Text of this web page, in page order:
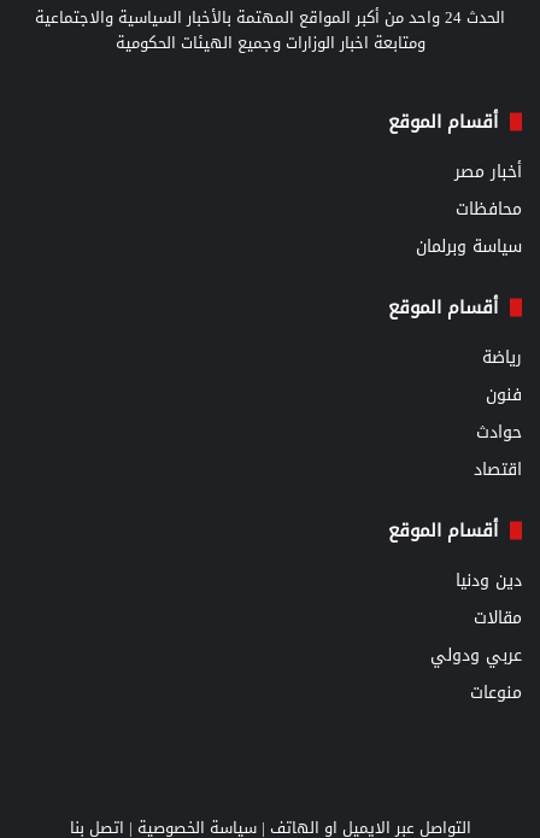
الحدث 24 واحد من أكبر المواقع المهتمة بالأخبار السياسية والاجتماعية
ومتابعة اخبار الوزارات وجميع الهيئات الحكومية
أقسام الموقع
أخبار مصر
محافظات
سياسة وبرلمان
أقسام الموقع
رياضة
فنون
حوادث
اقتصاد
أقسام الموقع
دين ودنيا
مقالات
عربي ودولي
منوعات
التواصل عبر الايميل او الهاتف |سياسة الخصوصية | اتصل بنا